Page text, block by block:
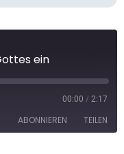
ein
00:00 / 2:17
ABONNIEREN TEILEN